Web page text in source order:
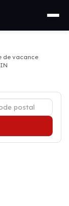
de vacance